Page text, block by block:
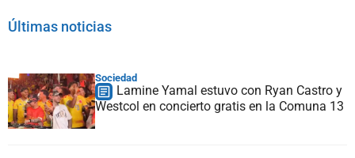
Últimas noticias
Sociedad
Lamine Yamal estuvo con Ryan Castro y
Westcol en concierto gratis en la Comuna 13